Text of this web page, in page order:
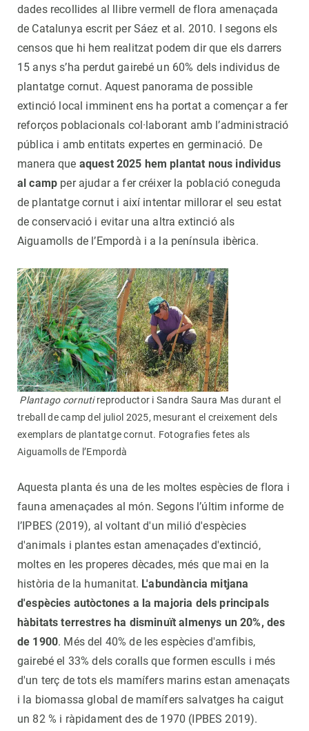
dades recollides al llibre vermell de flora amenaçada
de Catalunya escrit per Sáez et al. 2010. I segons els
censos que hi hem realitzat podem dir que els darrers
15 anys s’ha perdut gairebé un 60% dels individus de
plantatge cornut. Aquest panorama de possible
extinció local imminent ens ha portat a començar a fer
reforços poblacionals col·laborant amb l’administració
pública i amb entitats expertes en germinació. De
manera que aquest 2025 hem plantat nous individus
al camp per ajudar a fer créixer la població coneguda
de plantatge cornut i així intentar millorar el seu estat
de conservació i evitar una altra extinció als
Aiguamolls de l’Empordà i a la península ibèrica.
Plantago cornutireproductor i Sandra Saura Mas durant el
treball de camp del juliol 2025, mesurant el creixement dels
exemplars de plantatge cornut. Fotografies fetes als
Aiguamolls de l’Empordà
Aquesta planta és una de les moltes espècies de flora i
fauna amenaçades al món. Segons l’últim informe de
l’IPBES (2019), al voltant d'un milió d'espècies
d'animals i plantes estan amenaçades d'extinció,
moltes en les properes dècades, més que mai en la
història de la humanitat. L'abundància mitjana
d'espècies autòctones a la majoria dels principals
hàbitats terrestres ha disminuït almenys un 20%, des
de 1900. Més del 40% de les espècies d'amfibis,
gairebé el 33% dels coralls que formen esculls i més
d'un terç de tots els mamífers marins estan amenaçats
i la biomassa global de mamífers salvatges ha caigut
un 82 % i ràpidament des de 1970 (IPBES 2019).